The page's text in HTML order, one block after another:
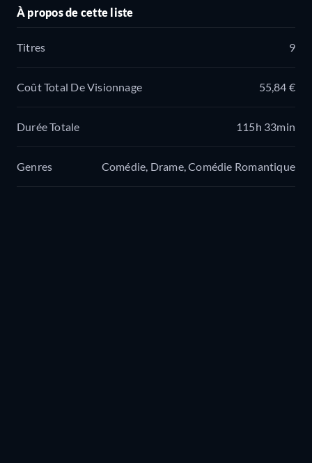
À propos de cette liste
Titres 9
Coût Total De Visionnage 55,84 €
Durée Totale 115h 33min
Genres Comédie, Drame, Comédie Romantique